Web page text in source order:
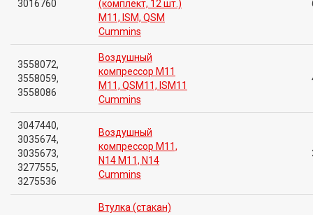
3016760
(комплект, 12 шт.)
M11, ISM, QSM
Cummins
3558072,
3558059,
3558086
Воздушный
компрессор M11
M11, QSM11, ISM11
Cummins
3047440,
3035674,
3035673,
3277555,
3275536
Воздушный
компрессор M11,
N14 M11, N14
Cummins
Втулка (стакан)